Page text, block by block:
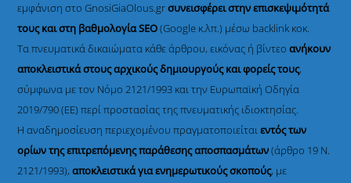
εμφάνιση στο GnosiGiaOlous.grσυνεισφέρει στην επισκεψιμότητά
τους και στη βαθμολογία SEO(Google κ.λπ.) μέσω backlink κοκ.
Τα πνευματικά δικαιώματα κάθε άρθρου, εικόνας ή βίντεοανήκουν
αποκλειστικά στους αρχικούς δημιουργούς και φορείς τους,
σύμφωνα με τον Νόμο 2121/1993 και την Ευρωπαϊκή Οδηγία
2019/790 (ΕΕ) περί προστασίας της πνευματικής ιδιοκτησίας.
Η αναδημοσίευση περιεχομένου πραγματοποιείταιεντός των
ορίων της επιτρεπόμενης παράθεσης αποσπασμάτων(άρθρο 19 Ν.
2121/1993), αποκλειστικά για ενημερωτικούς σκοπούς, με